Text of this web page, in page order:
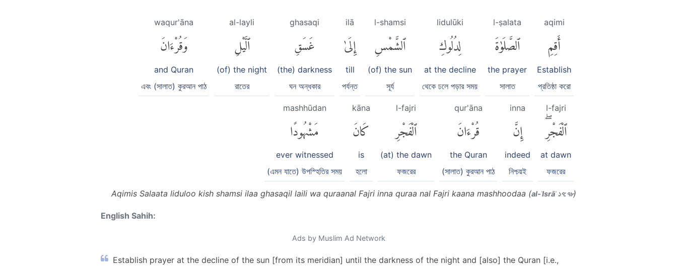
aqimi
أَقِمِ
Establish
প্রতিষ্ঠা করো
l-ṣalata
ٱلصَّلَوٰةَ
the prayer
সালাত
lidulūki
لِدُلُوكِ
at the decline
থেকে ঢলে পড়ার সময়
l-shamsi
ٱلشَّمْسِ
(of) the sun
সূর্য
ilā
إِلَىٰ
till
পর্যন্ত
ghasaqi
غَسَقِ
(the) darkness
ঘন অন্ধকার
al-layli
ٱلَّيْلِ
(of) the night
রাতের
waqur'āna
وَقُرْءَانَ
and Quran
এবং (সালাত) কুরআন পাঠ
l-fajri
ٱلْفَجْرِۖ
at dawn
ফজরের
inna
إِنَّ
indeed
নিশ্চয়ই
qur'āna
قُرْءَانَ
the Quran
(সালাত) কুরআন পাঠ
l-fajri
ٱلْفَجْرِ
(at) the dawn
ফজরের
kāna
كَانَ
is
হলো
mashhūdan
مَشْهُودًا
ever witnessed
(এমন যাতে) উপস্হিতির সময়
Aqimis Salaata liduloo kish shamsi ilaa ghasaqil laili wa quraanal Fajri inna quraa nal Fajri kaana mashhoodaa (al-ʾIsrāʾ ১৭:৭৮)
English Sahih:
Ads by Muslim Ad Network
Establish prayer at the decline of the sun [from its meridian] until the darkness of the night and [also] the Quran [i.e.,